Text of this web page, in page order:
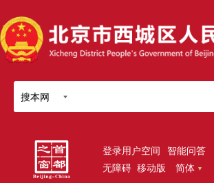
搜本网
登录用户空间 智能问答
无障碍 移动版 简体